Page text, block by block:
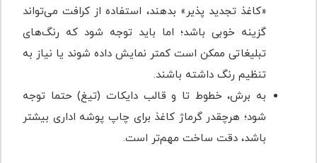
«کاغذ تجدید پذیر» بدهند، استفاده از کرافت می‌تواند
گزینه خوبی باشد؛ اما باید توجه شود که رنگ‌های
تبلیغاتی ممکن است کمتر نمایش داده شوند یا نیاز به
تنظیم رنگ داشته باشند.
به برش، خطوط تا و قالب دایکات (تیغ) حتما توجه
شود؛ هرچقدر گرماژ کاغذ برای چاپ پوشه اداری بیشتر
باشد، دقت ساخت مهم‌تر است.